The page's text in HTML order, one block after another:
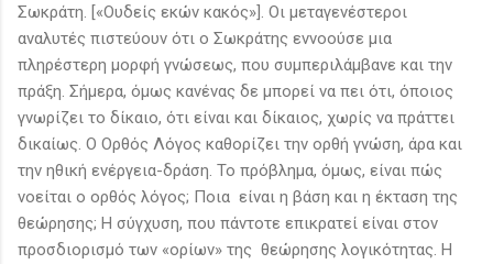
Σωκράτη. [«Ουδείς εκών κακός»]. Οι μεταγενέστεροι
αναλυτές πιστεύουν ότι ο Σωκράτης εννοούσε μια
πληρέστερη μορφή γνώσεως, που συμπεριλάμβανε και την
πράξη. Σήμερα, όμως κανένας δε μπορεί να πει ότι, όποιος
γνωρίζει το δίκαιο, ότι είναι και δίκαιος, χωρίς να πράττει
δικαίως. Ο Ορθός Λόγος καθορίζει την ορθή γνώση, άρα και
την ηθική ενέργεια-δράση. Το πρόβλημα, όμως, είναι πώς
νοείται ο ορθός λόγος; Ποια είναι η βάση και η έκταση της
θεώρησης; Η σύγχυση, που πάντοτε επικρατεί είναι στον
προσδιορισμό των «ορίων» της θεώρησης λογικότητας. Η